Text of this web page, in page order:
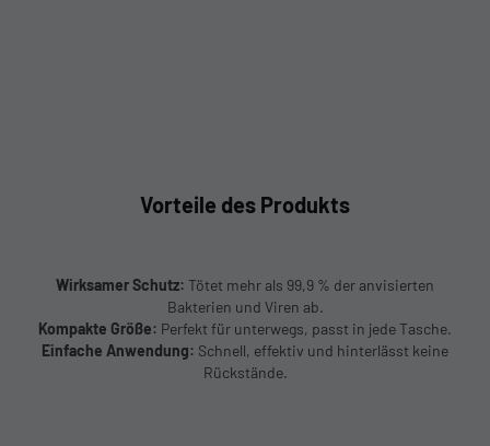
Vorteile des Produkts
Wirksamer Schutz: Tötet mehr als 99,9 % der anvisierten
Bakterien und Viren ab.
Kompakte Größe: Perfekt für unterwegs, passt in jede Tasche.
Einfache Anwendung: Schnell, effektiv und hinterlässt keine
Rückstände.